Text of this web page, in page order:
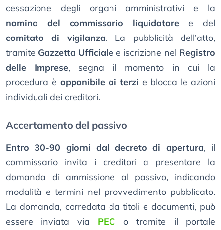
cessazione degli organi amministrativi e la
nomina del commissario liquidatore e del
comitato di vigilanza. La pubblicità dell’atto,
tramite Gazzetta Ufficialee iscrizione nel Registro
delle Imprese, segna il momento in cui la
procedura è opponibile ai terzi e blocca le azioni
individuali dei creditori.
Accertamento del passivo
Entro 30-90 giorni dal decreto di apertura, il
commissario invita i creditori a presentare la
domanda di ammissione al passivo, indicando
modalità e termini nel provvedimento pubblicato.
La domanda, corredata da titoli e documenti, può
essere inviata via PEC o tramite il portale